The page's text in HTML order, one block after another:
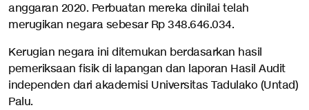
anggaran 2020. Perbuatan mereka dinilai telah
merugikan negara sebesar Rp 348.646.034.
Kerugian negara ini ditemukan berdasarkan hasil
pemeriksaan fisik di lapangan dan laporan Hasil Audit
independen dari akademisi Universitas Tadulako (Untad)
Palu.